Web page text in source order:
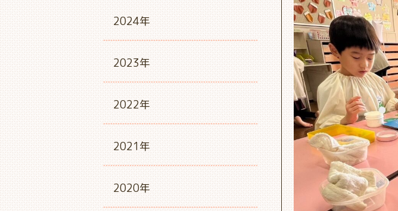
2024年
2023年
2022年
2021年
2020年